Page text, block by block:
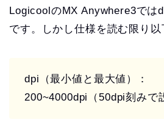
LogicoolのMX Anywhere3では
です。しかし仕様を読む限り以
dpi（最小値と最大値）：
200~4000dpi（50dpi刻みで